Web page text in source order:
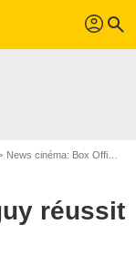
profil search
News cinéma: Box Office
réussit